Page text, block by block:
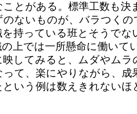
ことがある。標準工数も
のないものが、バラつく
を持っている班とそうで
の上では一所懸命に働いて
映してみると、ムダやム
って、楽にやりながら、
という例は数えきれないほ